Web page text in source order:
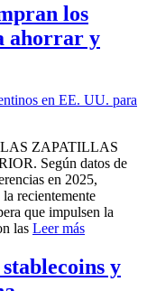
los
ahorrar y
ZAPATILLAS
Según datos de
en 2025,
recientemente
que impulsen la
las Leer más
y